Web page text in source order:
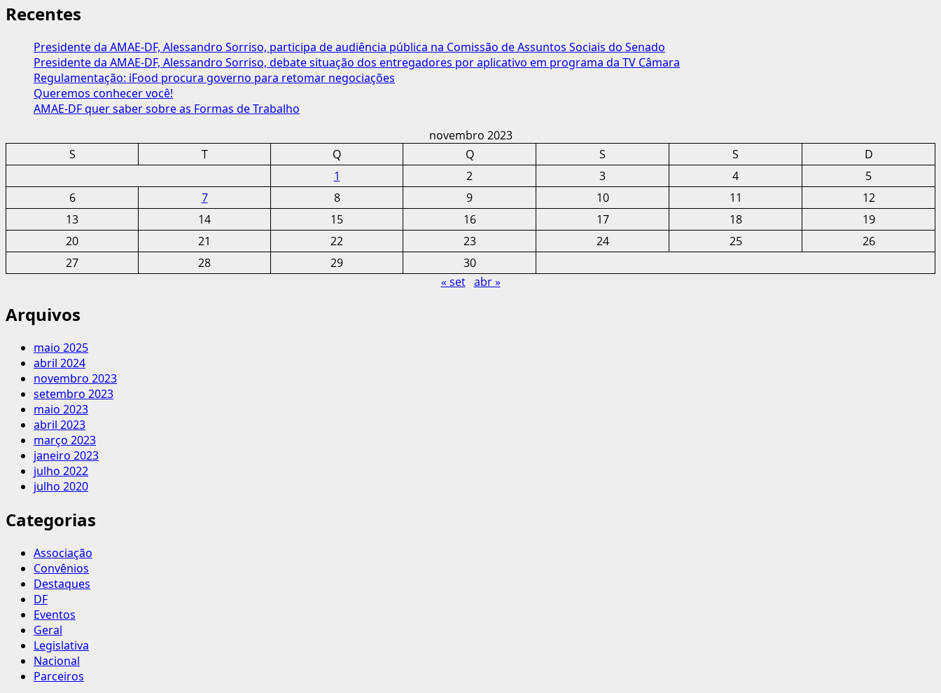
DF
quer
saber
sobre
as
Formas
de
Trabalho
Recentes
Presidente da AMAE-DF, Alessandro Sorriso, participa de audiência pública na Comissão de Assuntos Sociais do Senado
Presidente da AMAE-DF, Alessandro Sorriso, debate situação dos entregadores por aplicativo em programa da TV Câmara
Regulamentação: iFood procura governo para retomar negociações
Queremos conhecer você!
AMAE-DF quer saber sobre as Formas de Trabalho
novembro 2023
S
T Q Q S S
D
1
2 3 4
5
6
7 8 9 10 11
12
13
14 15 16 17 18
19
20
21 22 23 24 25
26
27
28 29
30
« set abr »
Arquivos
maio 2025
abril 2024
novembro 2023
setembro 2023
maio 2023
abril 2023
março 2023
janeiro 2023
julho 2022
julho 2020
Categorias
Associação
Convênios
Destaques
DF
Eventos
Geral
Legislativa
Nacional
Parceiros